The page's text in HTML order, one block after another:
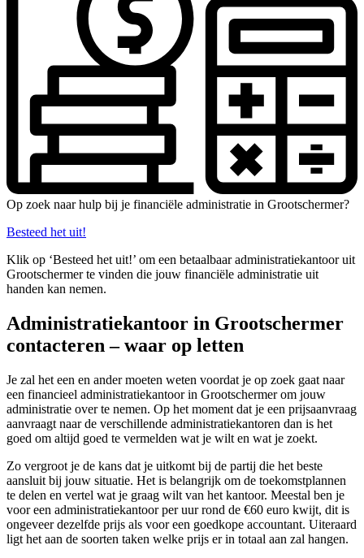
Op zoek naar hulp bij je financiële administratie in Grootschermer?
Besteed het uit!
Klik op ‘Besteed het uit!’ om een betaalbaar administratiekantoor uit
Grootschermer te vinden die jouw financiële administratie uit
handen kan nemen.
Administratiekantoor in Grootschermer
contacteren – waar op letten
Je zal het een en ander moeten weten voordat je op zoek gaat naar
een financieel administratiekantoor in Grootschermer om jouw
administratie over te nemen. Op het moment dat je een prijsaanvraag
aanvraagt naar de verschillende administratiekantoren dan is het
goed om altijd goed te vermelden wat je wilt en wat je zoekt.
Zo vergroot je de kans dat je uitkomt bij de partij die het beste
aansluit bij jouw situatie. Het is belangrijk om de toekomstplannen
te delen en vertel wat je graag wilt van het kantoor. Meestal ben je
voor een administratiekantoor per uur rond de €60 euro kwijt, dit is
ongeveer dezelfde prijs als voor een goedkope accountant. Uiteraard
ligt het aan de soorten taken welke prijs er in totaal aan zal hangen.